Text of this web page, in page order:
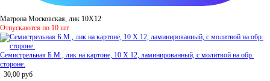
Матрона Московская, лик 10Х12
Отпускаются по 10 шт.
Семистрельная Б.М., лик на картоне, 10 Х 12, ламинированный, с молитвой на обр.
стороне.
30,00 руб